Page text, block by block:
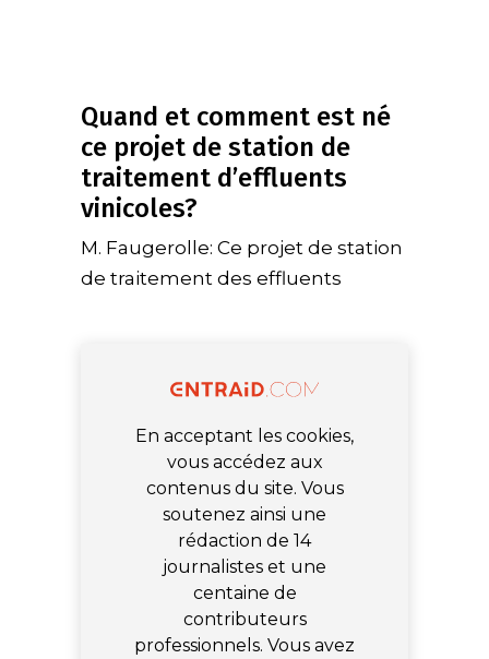
Quand et comment est né
ce projet de station de
traitement d’effluents
vinicoles?
M. Faugerolle: Ce projet de station
de traitement des effluents
En acceptant les cookies,
vous accédez aux
contenus du site. Vous
soutenez ainsi une
rédaction de 14
journalistes et une
centaine de
contributeurs
professionnels. Vous avez